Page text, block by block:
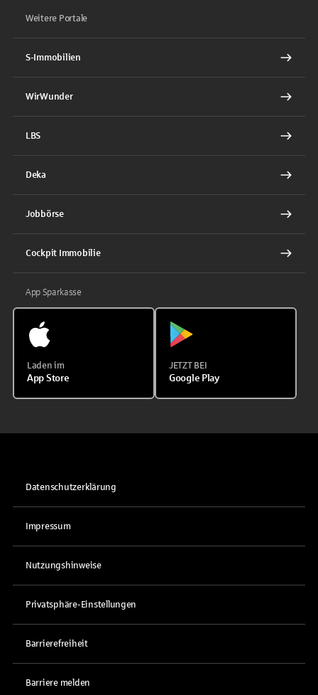
Weitere Portale
S-Immobilien
WirWunder
LBS
Deka
Jobbörse
Cockpit Immobilie
App Sparkasse
Laden im
App Store
JETZT BEI
Google Play
Datenschutzerklärung
Impressum
Nutzungshinweise
Privatsphäre-Einstellungen
Barrierefreiheit
Barriere melden